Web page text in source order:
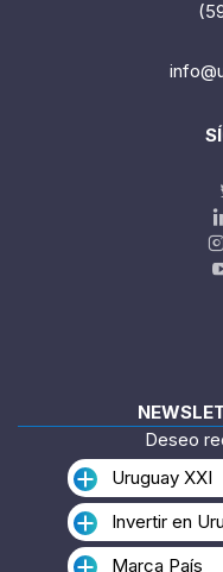
Deseo
Uruguay XXI
Invertir en
Marca País